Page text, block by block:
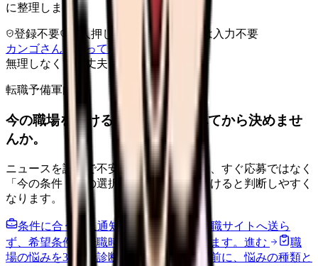
に整理します。
登録不要 求人押し売りなし
病院名は入力不要
カンゴさんを知ってから相談する
無理しなくて大丈夫
転職予備軍向け
今の職場を続けるか、条件を比べてから決めませ
んか。
ニュースを読んで不安が強くなった時は、すぐ応募ではなく
「今の条件・他の選択肢・相談先」を分けると判断しやすく
なります。
条件に合う求人通知を受け取る
外部転職サイトへ送ら
ず、希望条件と転職時期を自社で預かります。 進む
職
場の悩みを30秒で診断
辞めるべきか迷う前に、悩みの種類と